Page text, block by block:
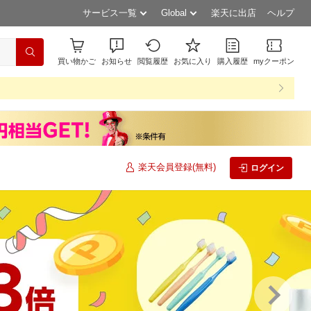
サービス一覧 Global 楽天に出店 ヘルプ
買い物かご お知らせ 閲覧履歴 お気に入り 購入履歴 myクーポン
楽天会員登録(無料) ログイン